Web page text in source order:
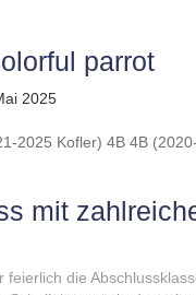
parrot
2025
2025 Kofler) 4B 4B
mit
die